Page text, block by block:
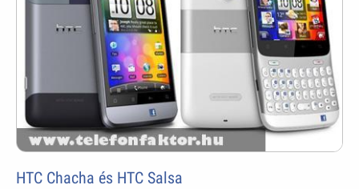
HTC Chacha és HTC Salsa